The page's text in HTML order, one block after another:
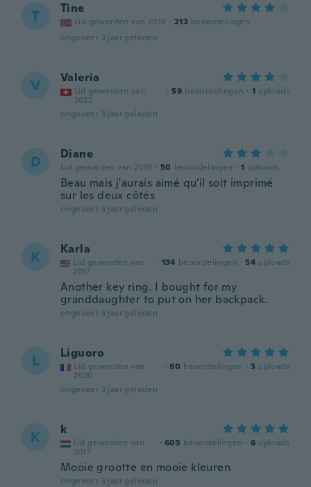
T Tine
Lid geworden van 2018 · 213 beoordelingen
ongeveer 3 jaar geleden
V Valeria
Lid geworden van
2022
· 59 beoordelingen · 1 uploads
ongeveer 3 jaar geleden
D Diane
Lid geworden van 2019 · 50 beoordelingen · 1 uploads
Beau mais j'aurais aimé qu'il soit imprimé
sur les deux côtés
ongeveer 3 jaar geleden
K Karla
Lid geworden van
2017
· 134 beoordelingen · 54 uploads
Another key ring. I bought for my
granddaughter to put on her backpack.
ongeveer 3 jaar geleden
L Liguoro
Lid geworden van
2020
· 60 beoordelingen · 3 uploads
ongeveer 3 jaar geleden
K k
Lid geworden van
2017
· 605 beoordelingen · 6 uploads
Mooie grootte en mooie kleuren
ongeveer 3 jaar geleden